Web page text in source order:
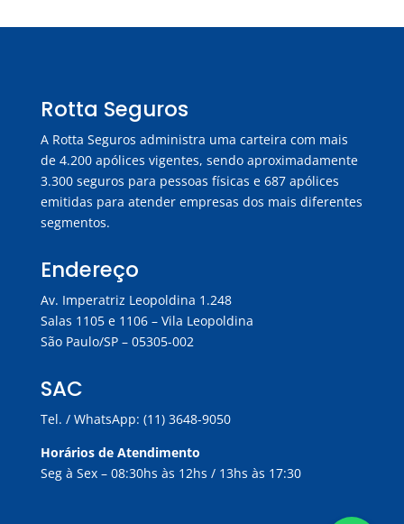
Rotta Seguros
A Rotta Seguros administra uma carteira com mais
de 4.200 apólices vigentes, sendo aproximadamente
3.300 seguros para pessoas físicas e 687 apólices
emitidas para atender empresas dos mais diferentes
segmentos.
Endereço
Av. Imperatriz Leopoldina 1.248
Salas 1105 e 1106 – Vila Leopoldina
São Paulo/SP – 05305-002
SAC
Tel. / WhatsApp: (11) 3648-9050
Horários de Atendimento
Seg à Sex – 08:30hs às 12hs / 13hs às 17:30